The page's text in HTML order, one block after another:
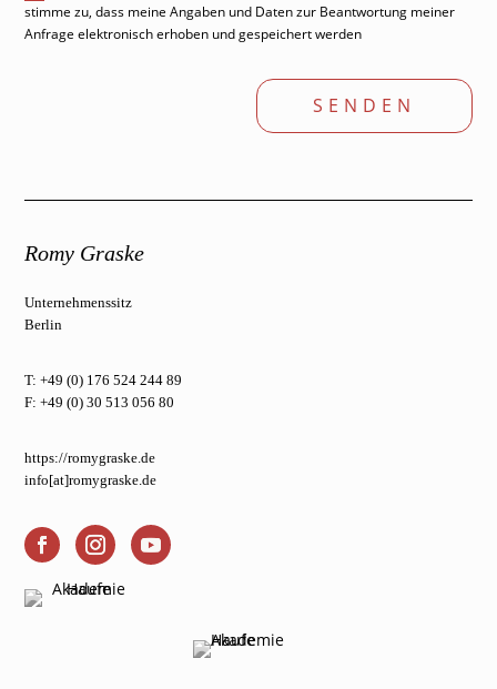
stimme zu, dass meine Angaben und Daten zur Beantwortung meiner
Anfrage elektronisch erhoben und gespeichert werden
SENDEN
Romy Graske
Unternehmenssitz
Berlin
T: +49 (0) 176 524 244 89
F: +49 (0) 30 513 056 80
https://romygraske.de
info[at]romygraske.de